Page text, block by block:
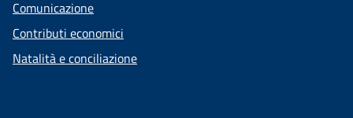
Comunicazione
Contributi economici
Natalità e conciliazione